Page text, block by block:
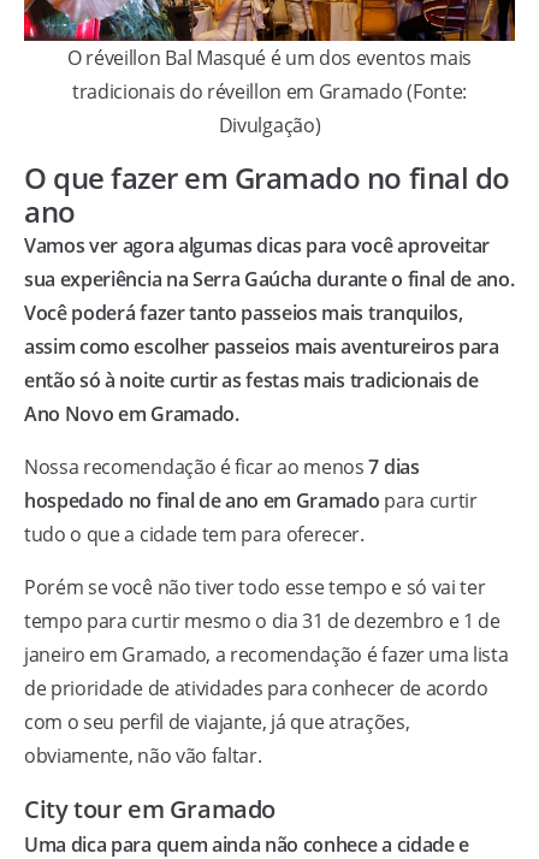
O réveillon Bal Masqué é um dos eventos mais
tradicionais do réveillon em Gramado (Fonte:
Divulgação)
O que fazer em Gramado no final do
ano
Vamos ver agora algumas dicas para você aproveitar
sua experiência na Serra Gaúcha durante o final de ano.
Você poderá fazer tanto passeios mais tranquilos,
assim como escolher passeios mais aventureiros para
então só à noite curtir as festas mais tradicionais de
Ano Novo em Gramado.
Nossa recomendação é ficar ao menos7 dias
hospedado no final de ano em Gramado para curtir
tudo o que a cidade tem para oferecer.
Porém se você não tiver todo esse tempo e só vai ter
tempo para curtir mesmo o dia 31 de dezembro e 1 de
janeiro em Gramado, a recomendação é fazer uma lista
de prioridade de atividades para conhecer de acordo
com o seu perfil de viajante, já que atrações,
obviamente, não vão faltar.
City tour em Gramado
Uma dica para quem ainda não conhece a cidade e